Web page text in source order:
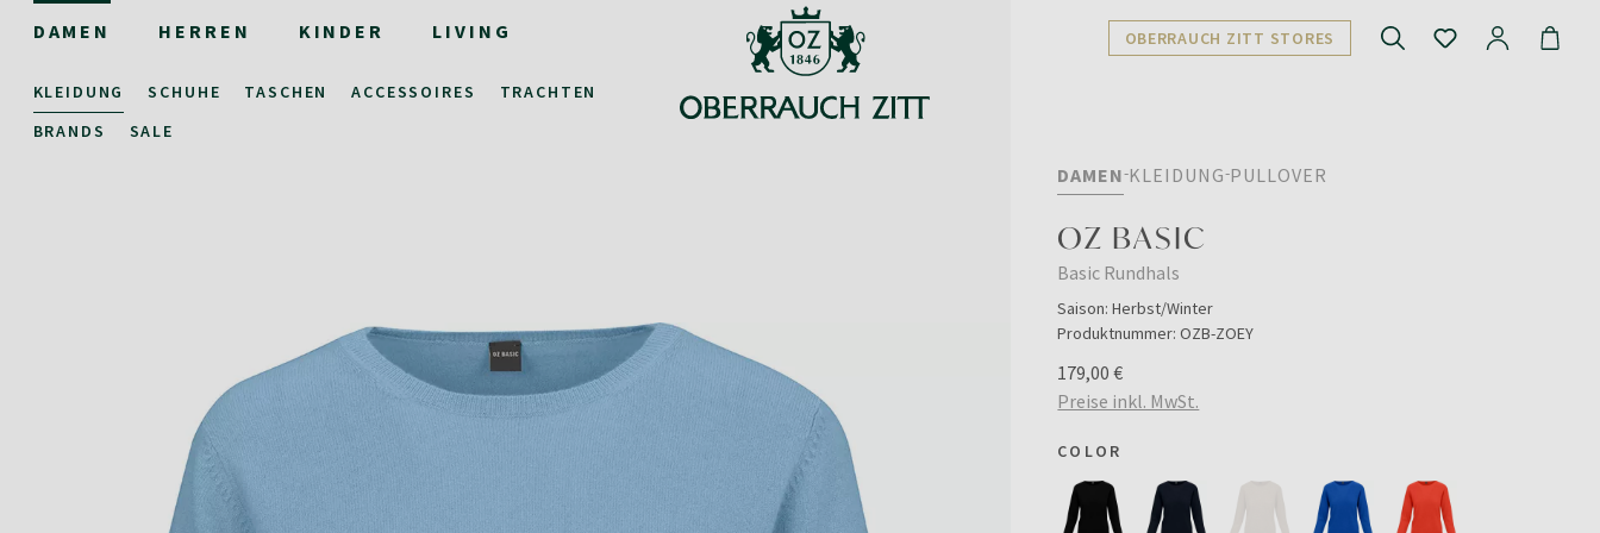
DAMEN HERREN KINDER LIVING
KLEIDUNG SCHUHE TASCHEN ACCESSOIRES
TRACHTEN
BRANDS
SALE
OBERRAUCH ZITT STORES
DAMEN KLEIDUNG PULLOVER
OZ BASIC
Basic Rundhals
Saison: Herbst/Winter
Produktnummer:OZB-ZOEY
179,00 €
Preise inkl. MwSt.
COLOR